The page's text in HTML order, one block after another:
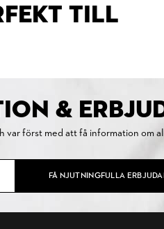
TILL
&
var först med att få information om
FÅ NJUTNINGFULLA